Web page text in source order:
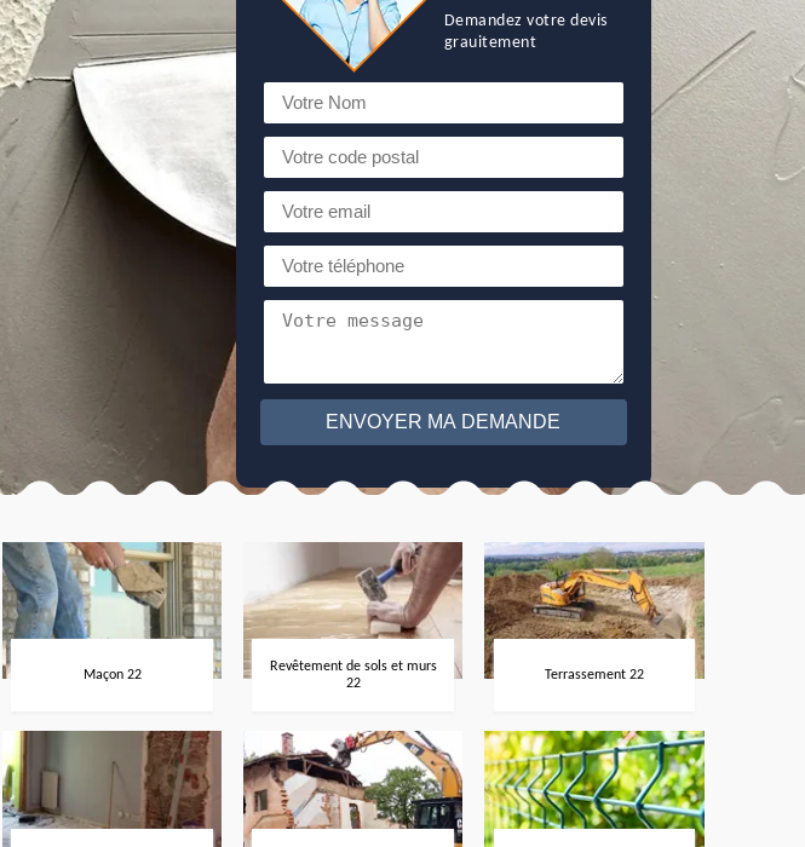
Demandez votre devis
grauitement
Maçon 22
Revêtement de sols et murs
22
Terrassement 22